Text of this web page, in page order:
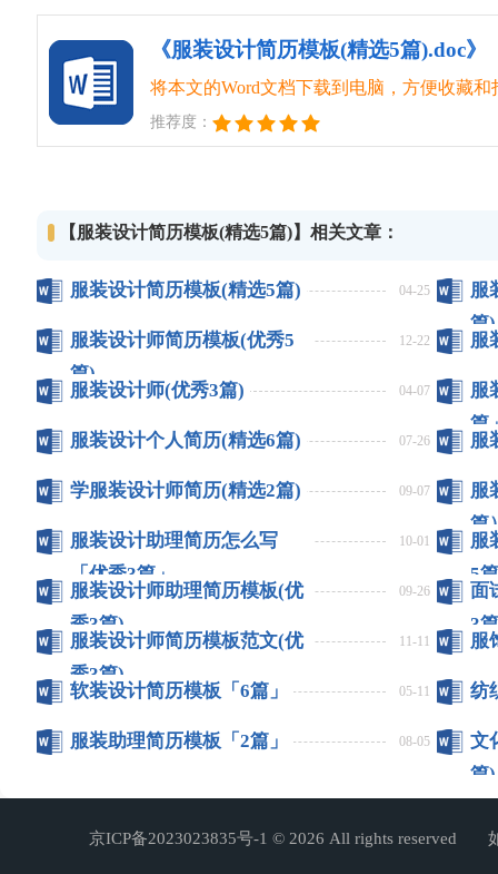
《服装设计简历模板(精选5篇).doc》
将本文的Word文档下载到电脑，方便收藏和
推荐度：
【服装设计简历模板(精选5篇)】相关文章：
服装设计简历模板(精选5篇) 04-25
服
篇)
服装设计师简历模板(优秀5
篇)
12-22 服
服装设计师(优秀3篇) 04-07
服
篇
服装设计个人简历(精选6篇) 07-26 服
学服装设计师简历(精选2篇) 09-07
服
篇
服装设计助理简历怎么写
「优秀3篇」
10-01
服
5
服装设计师助理简历模板(优
秀3篇)
09-26
面
3
服装设计师简历模板范文(优
秀3篇)
11-11 服
软装设计简历模板「6篇」 05-11 纺
服装助理简历模板「2篇」 08-05
文
篇)
京ICP备2023023835号-1 © 2026 All rights reserved 如